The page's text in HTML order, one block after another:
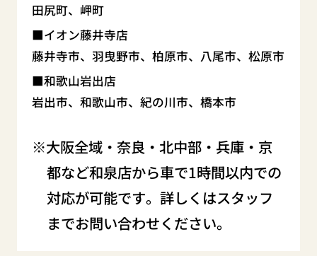
田尻町、岬町
イオン藤井寺店
藤井寺市、羽曳野市、柏原市、八尾市、松原市
和歌山岩出店
岩出市、和歌山市、紀の川市、橋本市
大阪全域・奈良・北中部・兵庫・京
都など和泉店から車で1時間以内での
対応が可能です。詳しくはスタッフ
までお問い合わせください。